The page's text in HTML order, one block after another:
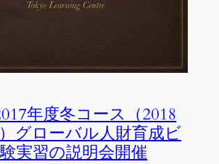
年度冬コース（2018
グローバル人財育成ビ
実習の説明会開催